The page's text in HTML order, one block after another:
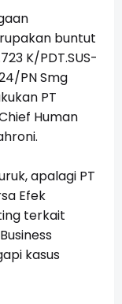
buntut
K/PDT.SUS-
PN Smg
PT
Human
apalagi PT
Efek
terkait
kasus